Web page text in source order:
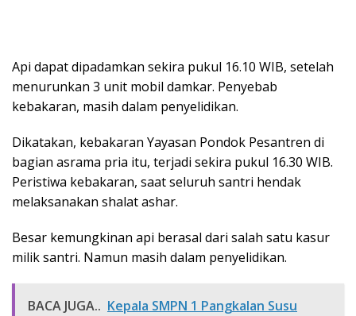
Api dapat dipadamkan sekira pukul 16.10 WIB, setelah
menurunkan 3 unit mobil damkar. Penyebab
kebakaran, masih dalam penyelidikan.
Dikatakan, kebakaran Yayasan Pondok Pesantren di
bagian asrama pria itu, terjadi sekira pukul 16.30 WIB.
Peristiwa kebakaran, saat seluruh santri hendak
melaksanakan shalat ashar.
Besar kemungkinan api berasal dari salah satu kasur
milik santri. Namun masih dalam penyelidikan.
BACA JUGA.. Kepala SMPN 1 Pangkalan Susu